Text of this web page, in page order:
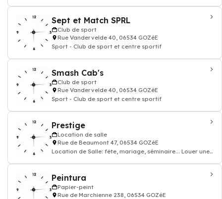
Sept et Match SPRL
Club de sport
Rue Vandervelde 40, 06534 GOZéE
Sport - Club de sport et centre sportif
Smash Cab's
Club de sport
Rue Vandervelde 40, 06534 GOZéE
Sport - Club de sport et centre sportif
Prestige
Location de salle
Rue de Beaumont 47, 06534 GOZéE
Location de Salle: fête, mariage, séminaire... Louer une
Peintura
Papier-peint
Rue de Marchienne 238, 06534 GOZéE